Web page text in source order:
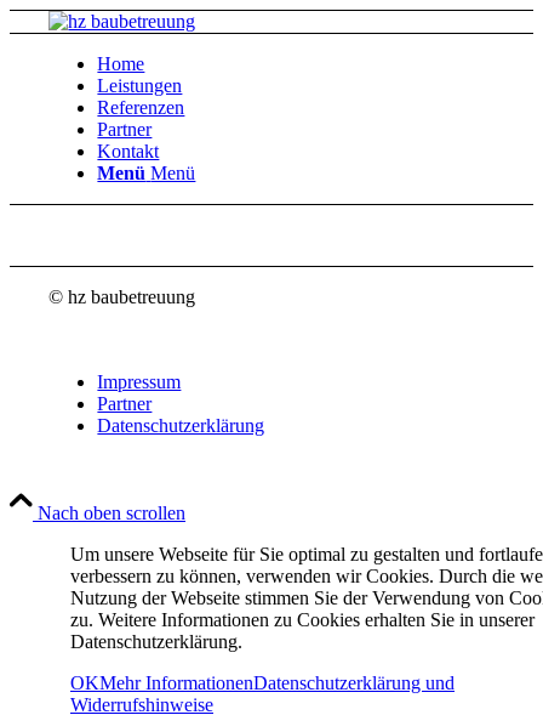
Home
Leistungen
Referenzen
Partner
Kontakt
Menü Menü
© hz baubetreuung
Impressum
Partner
Datenschutzerklärung
Nach oben scrollen
Um unsere Webseite für Sie optimal zu gestalten und
verbessern zu können, verwenden wir Cookies. Durch die
Nutzung der Webseite stimmen Sie der Verwendung von
zu. Weitere Informationen zu Cookies erhalten Sie in unserer
Datenschutzerklärung.
OKMehr InformationenDatenschutzerklärung und
Widerrufshinweise